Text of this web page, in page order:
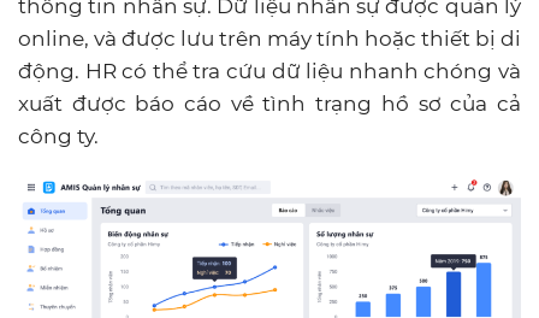
thông tin nhân sự. Dữ liệu nhân sự được quản lý
online, và được lưu trên máy tính hoặc thiết bị di
động. HR có thể tra cứu dữ liệu nhanh chóng và
xuất được báo cáo về tình trạng hồ sơ của cả
công ty.